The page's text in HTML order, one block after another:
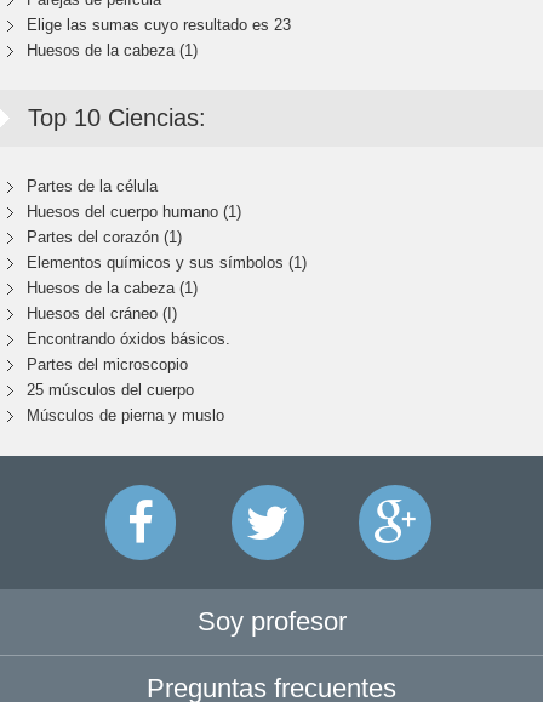
Elige las sumas cuyo resultado es 23
Huesos de la cabeza (1)
Top 10 Ciencias:
Partes de la célula
Huesos del cuerpo humano (1)
Partes del corazón (1)
Elementos químicos y sus símbolos (1)
Huesos de la cabeza (1)
Huesos del cráneo (I)
Encontrando óxidos básicos.
Partes del microscopio
25 músculos del cuerpo
Músculos de pierna y muslo
Soy profesor
Preguntas frecuentes